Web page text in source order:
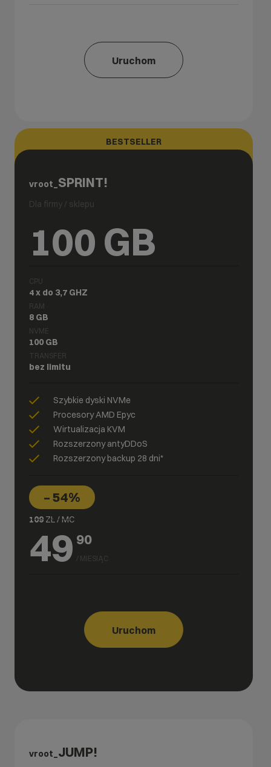
Uruchom
BESTSELLER
vroot_ SPRINT!
Dla firmy / sklepu
100 GB
CPU
4 x do 3,7 GHZ
RAM
8 GB
NVME
100 GB
TRANSFER
bez limitu
Szybkie dyski NVMe
Procesory AMD Epyc
Wirtualizacja KVM
Rozszerzony antyDDoS
Rozszerzony backup 28 dni*
109 ZŁ / MC
– 54%
49 90
/ MIESIĄC
Uruchom
vroot_ JUMP!